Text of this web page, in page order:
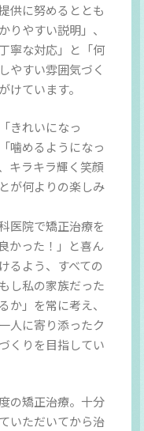
供に努めるととも
りやすい説明」、
丁寧な対応」と「何
やすい雰囲気づく
けています。
きれいになっ
噛めるようになっ
キラキラ輝く笑顔
が何よりの楽しみ
医院で矯正治療を
かった！」と喜ん
るよう、すべての
し私の家族だった
か」を常に考え、
人に寄り添ったク
くりを目指してい
の矯正治療。十分
いただいてから治